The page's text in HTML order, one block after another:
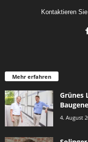
Kontaktieren
Mehr erfahren
Grünes
4. August